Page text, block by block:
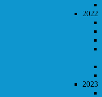
2022
2023